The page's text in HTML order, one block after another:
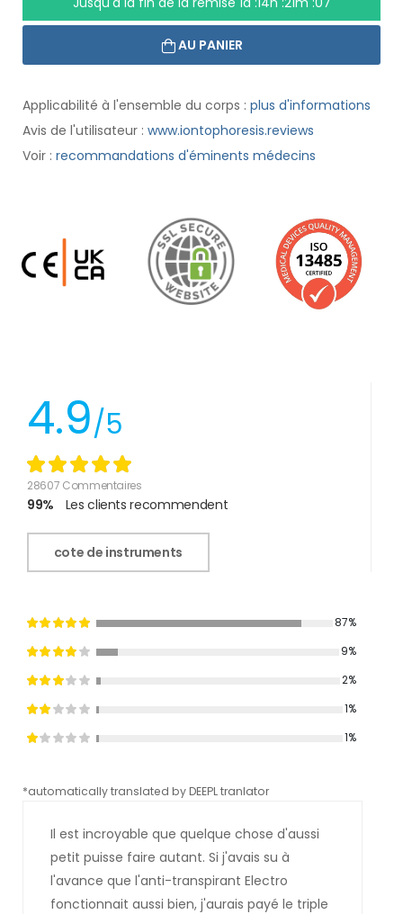
AU PANIER
Applicabilité à l'ensemble du corps : plus d'informations
Avis de l'utilisateur : www.iontophoresis.reviews
Voir : recommandations d'éminents médecins
4.9/5
28607 Commentaires
99% Les clients recommendent
cote de instruments
87%
9%
2%
1%
1%
*automatically translated by DEEPL tranlator
Il est incroyable que quelque chose d'aussi
petit puisse faire autant. Si j'avais su à
l'avance que l'anti-transpirant Electro
fonctionnait aussi bien, j'aurais payé le triple